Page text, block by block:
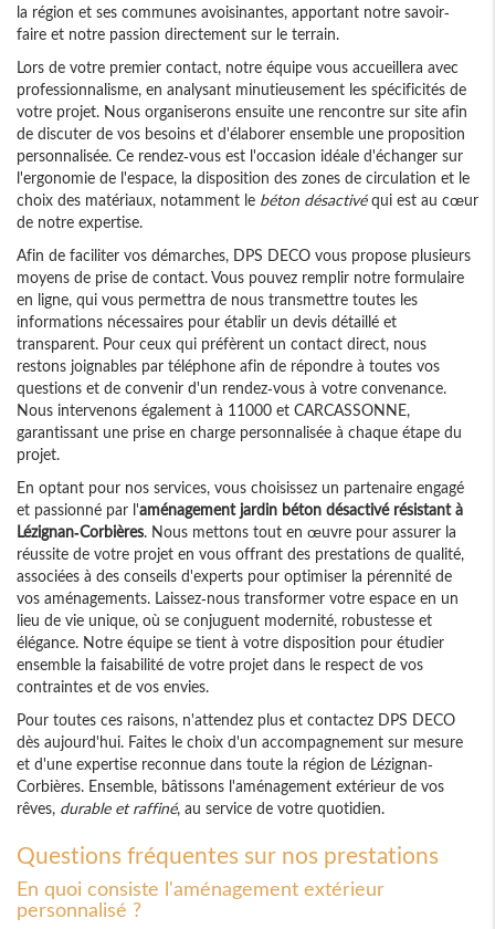
la région et ses communes avoisinantes, apportant notre savoir-
faire et notre passion directement sur le terrain.
Lors de votre premier contact, notre équipe vous accueillera avec
professionnalisme, en analysant minutieusement les spécificités de
votre projet. Nous organiserons ensuite une rencontre sur site afin
de discuter de vos besoins et d'élaborer ensemble une proposition
personnalisée. Ce rendez-vous est l'occasion idéale d'échanger sur
l'ergonomie de l'espace, la disposition des zones de circulation et le
choix des matériaux, notamment le béton désactivéqui est au cœur
de notre expertise.
Afin de faciliter vos démarches, DPS DECO vous propose plusieurs
moyens de prise de contact. Vous pouvez remplir notre formulaire
en ligne, qui vous permettra de nous transmettre toutes les
informations nécessaires pour établir un devis détaillé et
transparent. Pour ceux qui préfèrent un contact direct, nous
restons joignables par téléphone afin de répondre à toutes vos
questions et de convenir d'un rendez-vous à votre convenance.
Nous intervenons également à 11000 et CARCASSONNE,
garantissant une prise en charge personnalisée à chaque étape du
projet.
En optant pour nos services, vous choisissez un partenaire engagé
et passionné par l'aménagement jardin béton désactivé résistant à
Lézignan-Corbières. Nous mettons tout en œuvre pour assurer la
réussite de votre projet en vous offrant des prestations de qualité,
associées à des conseils d'experts pour optimiser la pérennité de
vos aménagements. Laissez-nous transformer votre espace en un
lieu de vie unique, où se conjuguent modernité, robustesse et
élégance. Notre équipe se tient à votre disposition pour étudier
ensemble la faisabilité de votre projet dans le respect de vos
contraintes et de vos envies.
Pour toutes ces raisons, n'attendez plus et contactez DPS DECO
dès aujourd'hui. Faites le choix d'un accompagnement sur mesure
et d'une expertise reconnue dans toute la région de Lézignan-
Corbières. Ensemble, bâtissons l'aménagement extérieur de vos
rêves, durable et raffiné, au service de votre quotidien.
Questions fréquentes sur nos prestations
En quoi consiste l'aménagement extérieur
personnalisé ?